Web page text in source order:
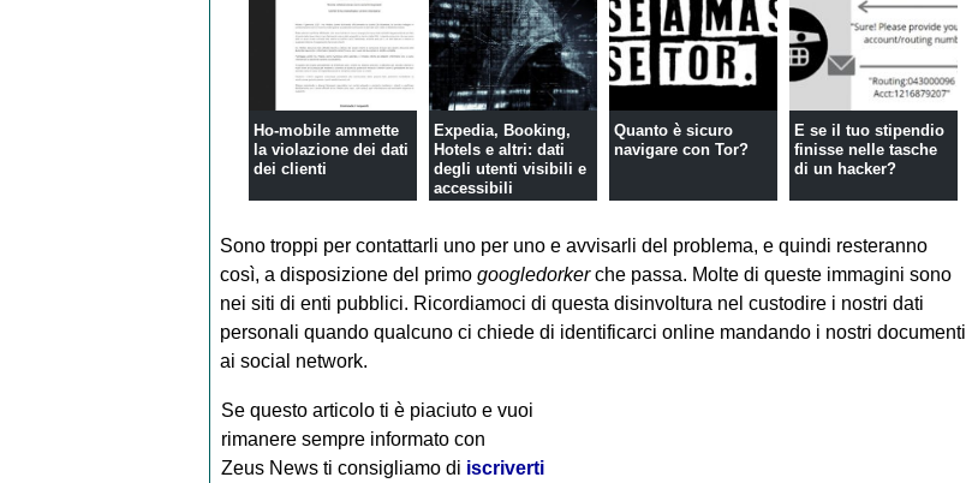
Ho-mobile ammette
la violazione dei dati
dei clienti
Expedia, Booking,
Hotels e altri: dati
degli utenti visibili e
accessibili
Quanto è sicuro
navigare con Tor?
E se il tuo stipendio
finisse nelle tasche
di un hacker?
Sono troppi per contattarli uno per uno e avvisarli del problema, e quindi resteranno
così, a disposizione del primo googledorkerche passa. Molte di queste immagini sono
nei siti di enti pubblici. Ricordiamoci di questa disinvoltura nel custodire i nostri dati
personali quando qualcuno ci chiede di identificarci online mandando i nostri documenti
ai social network.
Se questo articolo ti è piaciuto e vuoi
rimanere sempre informato con
Zeus News ti consigliamo di iscriverti